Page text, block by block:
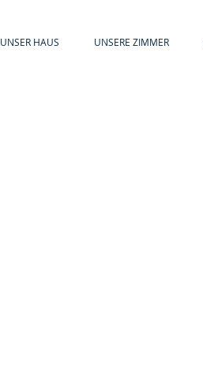
UNSER HAUS UNSERE ZIMMER